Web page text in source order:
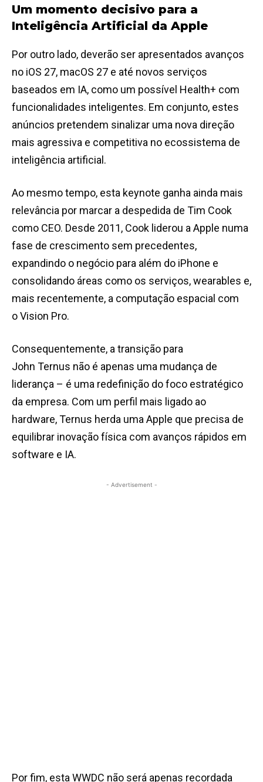
Um momento decisivo para a
Inteligência Artificial da Apple
Por outro lado, deverão ser apresentados avanços
no iOS 27, macOS 27 e até novos serviços
baseados em IA, como um possível Health+ com
funcionalidades inteligentes. Em conjunto, estes
anúncios pretendem sinalizar uma nova direção
mais agressiva e competitiva no ecossistema de
inteligência artificial.
Ao mesmo tempo, esta keynote ganha ainda mais
relevância por marcar a despedida de Tim Cook
como CEO. Desde 2011, Cook liderou a Apple numa
fase de crescimento sem precedentes,
expandindo o negócio para além do iPhone e
consolidando áreas como os serviços, wearables e,
mais recentemente, a computação espacial com
o Vision Pro.
Consequentemente, a transição para
John Ternus não é apenas uma mudança de
liderança – é uma redefinição do foco estratégico
da empresa. Com um perfil mais ligado ao
hardware, Ternus herda uma Apple que precisa de
equilibrar inovação física com avanços rápidos em
software e IA.
- Advertisement -
Por fim, esta WWDC não será apenas recordada